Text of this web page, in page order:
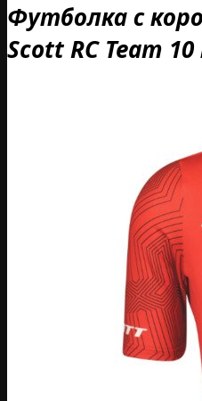
Футболка с
Scott RC Team